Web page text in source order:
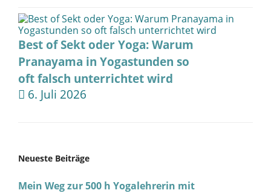
Best of Sekt oder Yoga: Warum
Pranayama in Yogastunden so
oft falsch unterrichtet wird
6. Juli 2026
Neueste Beiträge
Mein Weg zur 500 h Yogalehrerin mit